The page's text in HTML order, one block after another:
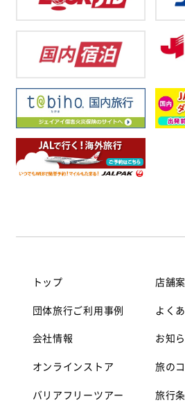
トップ 店舗
団体旅行ご利用事例 よく
会社情報 お知
オンラインストア 旅の
バリアフリーツアー 旅行